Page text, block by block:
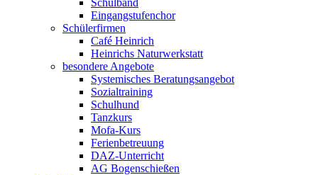
Schulband
Eingangstufenchor
Schülerfirmen
Café Heinrich
Heinrichs Naturwerkstatt
besondere Angebote
Systemisches Beratungsangebot
Sozialtraining
Schulhund
Tanzkurs
Mofa-Kurs
Ferienbetreuung
DAZ-Unterricht
AG Bogenschießen